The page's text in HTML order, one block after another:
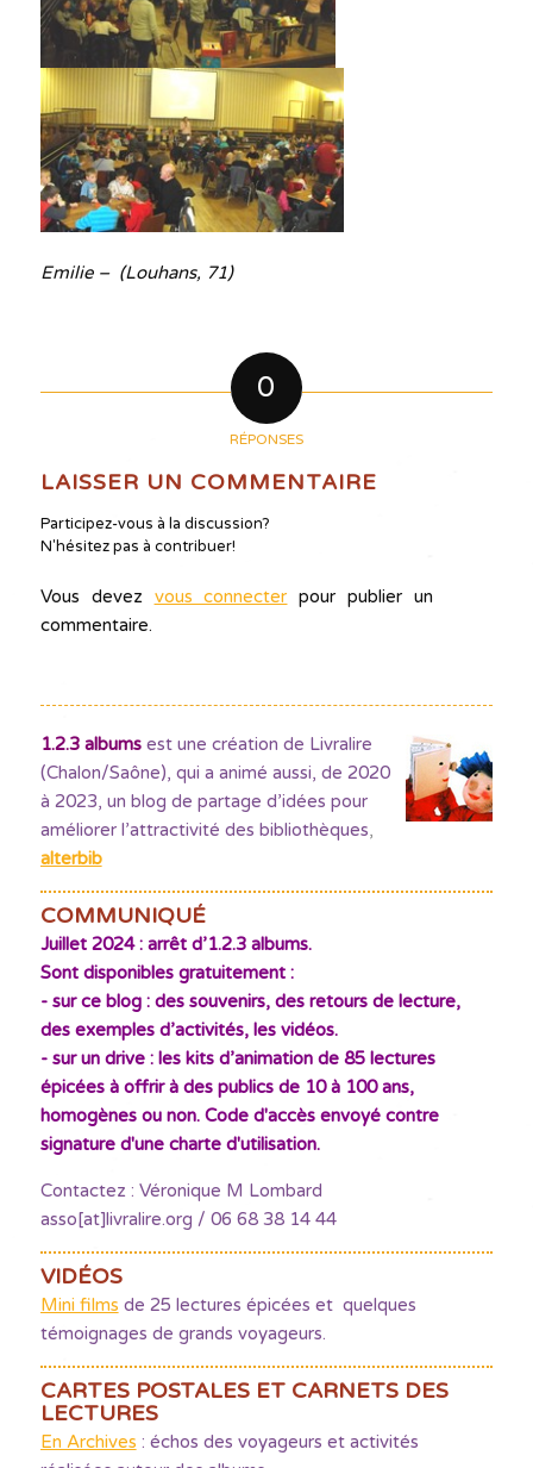
Emilie – (Louhans, 71)
0
RÉPONSES
LAISSER UN COMMENTAIRE
Participez-vous à la discussion?
N'hésitez pas à contribuer!
Vous devez vous connecter pour publier un
commentaire.
1.2.3 albumsest une création de Livralire
(Chalon/Saône), qui a animé aussi, de 2020
à 2023, un blog de partage d’idées pour
améliorer l’attractivité des bibliothèques,
alterbib
COMMUNIQUÉ
Juillet 2024 : arrêt d’1.2.3 albums.
Sont disponibles gratuitement :
- sur ce blog : des souvenirs, des retours de lecture,
des exemples d’activités, les vidéos.
- sur un drive : les kits d’animation de 85 lectures
épicées à offrir à des publics de 10 à 100 ans,
homogènes ou non. Code d'accès envoyé contre
signature d'une charte d'utilisation.
Contactez : Véronique M Lombard
asso[at]livralire.org / 06 68 38 14 44
VIDÉOS
Mini films de 25 lectures épicées et quelques
témoignages de grands voyageurs.
CARTES POSTALES ET CARNETS DES
LECTURES
En Archives : échos des voyageurs et activités